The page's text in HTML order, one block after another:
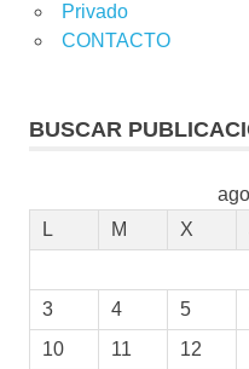
Privado
CONTACTO
BUSCAR
L
M X
3
4 5
10
11 12